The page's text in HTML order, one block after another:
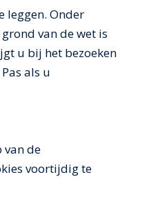
leggen. Onder
van de wet is
u bij het bezoeken
als u
van de
voortijdig te